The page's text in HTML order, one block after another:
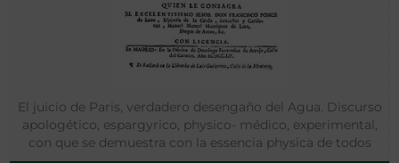
El juicio de Paris, verdadero desengaño del Agua. Discurso
apologético, espargyrico, physico- médico, experimental,
con que se demuestra con la essencia physica de todos